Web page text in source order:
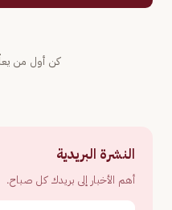
كن أول من
النشرة البريدية
أهم الأخبار إلى بريدك كل صباح.